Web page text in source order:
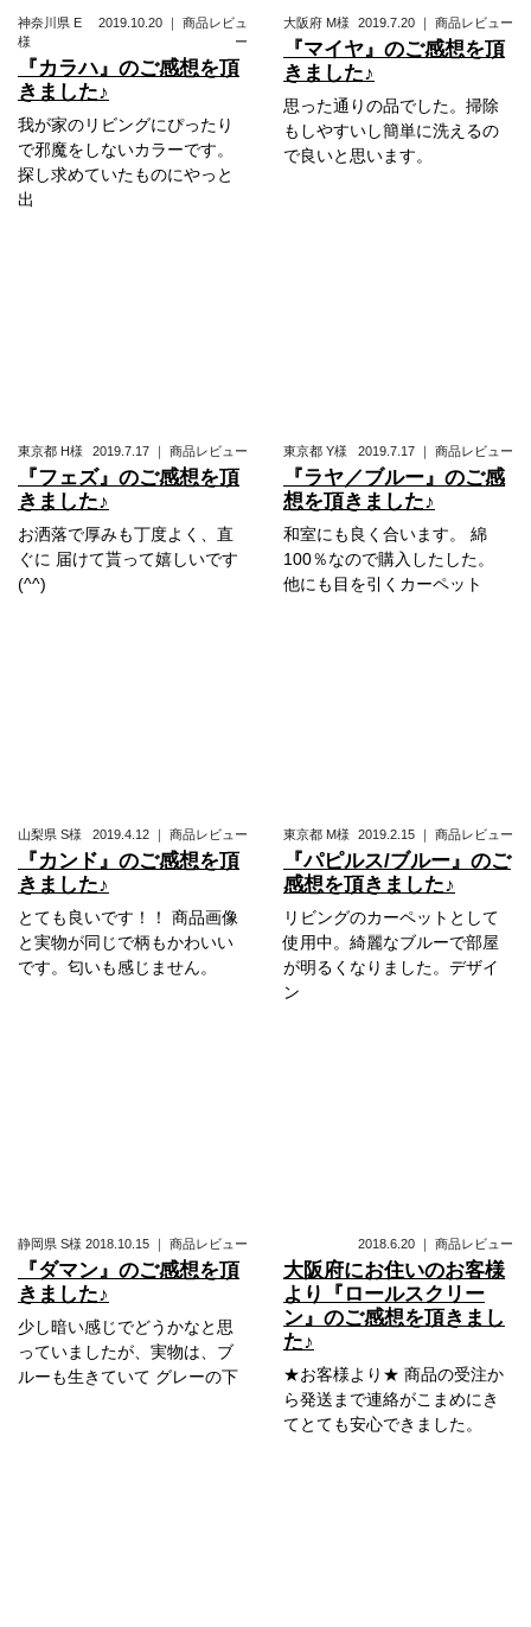
神奈川県 E
様
2019.10.20 ｜ 商品レビュ
ー
『カラハ』のご感想を頂
きました♪
我が家のリビングにぴったり
で邪魔をしないカラーです。
探し求めていたものにやっと
出
大阪府 M様 2019.7.20 ｜ 商品レビュー
『マイヤ』のご感想を頂
きました♪
思った通りの品でした。掃除
もしやすいし簡単に洗えるの
で良いと思います。
東京都 H様 2019.7.17 ｜ 商品レビュー
『フェズ』のご感想を頂
きました♪
お洒落で厚みも丁度よく、直
ぐに 届けて貰って嬉しいです
(^^)
東京都 Y様 2019.7.17 ｜ 商品レビュー
『ラヤ／ブルー』のご感
想を頂きました♪
和室にも良く合います。 綿
100％なので購入したした。
他にも目を引くカーペット
山梨県 S様 2019.4.12 ｜ 商品レビュー
『カンド』のご感想を頂
きました♪
とても良いです！！ 商品画像
と実物が同じで柄もかわいい
です。匂いも感じません。
東京都 M様 2019.2.15 ｜ 商品レビュー
『パピルス/ブルー』のご
感想を頂きました♪
リビングのカーペットとして
使用中。綺麗なブルーで部屋
が明るくなりました。デザイ
ン
静岡県 S様 2018.10.15 ｜ 商品レビュー
『ダマン』のご感想を頂
きました♪
少し暗い感じでどうかなと思
っていましたが、実物は、ブ
ルーも生きていて グレーの下
2018.6.20 ｜ 商品レビュー
大阪府にお住いのお客様
より『ロールスクリー
ン』のご感想を頂きまし
た♪
★お客様より★ 商品の受注か
ら発送まで連絡がこまめにき
てとても安心できました。